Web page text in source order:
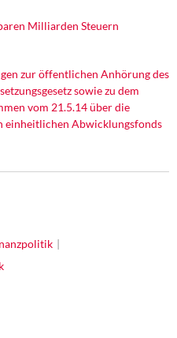
Milliarden Steuern
zur öffentlichen Anhörung des
sowie zu dem
vom 21.5.14 über die
einheitlichen Abwicklungsfonds